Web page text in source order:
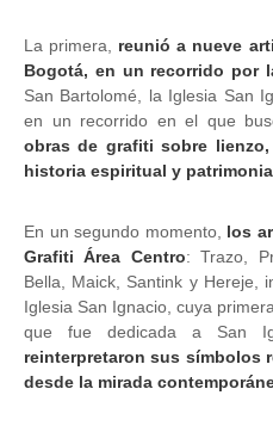
La primera, reunió a nueve
Bogotá, en un recorrido por
San Bartolomé, la Iglesia San
en un recorrido en el que
obras de grafiti sobre
historia espiritual y
En un segundo momento, los
Grafiti Área Centro: Trazo,
Bella, Maick, Santink y Hereje,
Iglesia San Ignacio, cuya
que fue dedicada a San
reinterpretaron sus símbolos
desde la mirada